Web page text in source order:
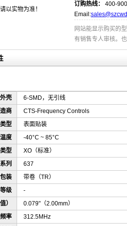
以实物为准！
订购热线：
400-
Email:
网站能显示购买的
有销售专人审核。
壳
6-SMD，无引线
商
CTS-Frequency Controls
型
表面贴装
度
-40°C ~ 85°C
类型
XO（标准）
系列
637
包装
带卷（TR）
等级
-
）
0.079"（2.00mm）
频率
312.5MHz